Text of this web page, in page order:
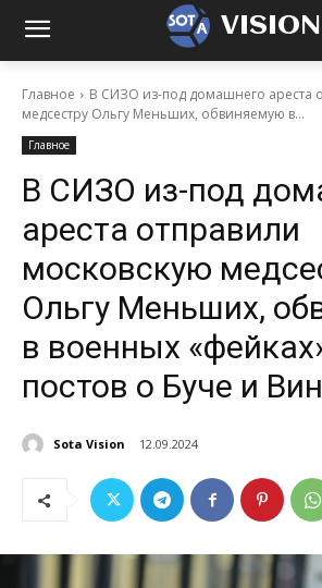
VISION
Главное
В СИЗО из-под домашнего ареста
медсестру Ольгу Меньших, обвиняемую в...
Главное
В СИЗО из-под
ареста отправили
московскую
Ольгу Меньших,
в военных
постов о Буче и
Sota Vision 12.09.2024